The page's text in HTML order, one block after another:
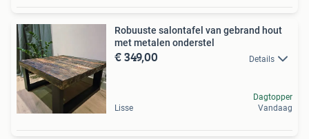
Robuuste salontafel van gebrand hout
met metalen onderstel
€ 349,00 Details
Lisse
Dagtopper
Vandaag